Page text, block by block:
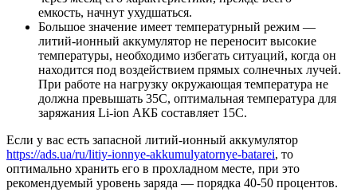
емкость, начнут ухудшаться.
Большое значение имеет температурный режим —
литий-ионный аккумулятор не переносит высокие
температуры, необходимо избегать ситуаций, когда он
находится под воздействием прямых солнечных лучей.
При работе на нагрузку окружающая температура не
должна превышать 35С, оптимальная температура для
заряжания Li-ion АКБ составляет 15С.
Если у вас есть запасной литий-ионный аккумулятор
https://ads.ua/ru/litiy-ionnye-akkumulyatornye-batarei, то
оптимально хранить его в прохладном месте, при это
рекомендуемый уровень заряда — порядка 40-50 процентов.